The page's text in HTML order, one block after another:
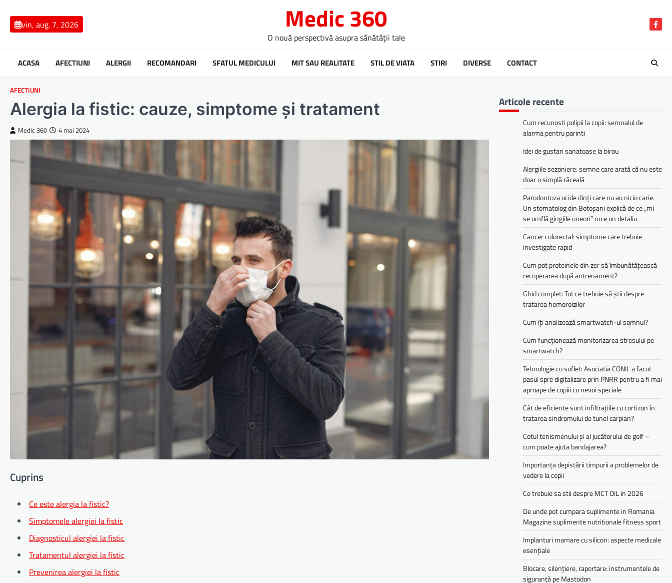
contentvin, aug. 7, 2026 Medic 360
O nouă perspectivă asupra sănătății tale
ACASA AFECTIUNI ALERGII RECOMANDARI SFATUL MEDICULUI MIT SAU REALITATE STIL DE VIATA STIRI DIVERSE CONTACT
AFECTIUNI
Alergia la fistic: cauze, simptome și tratament
Medic 360 4 mai 2024
Cuprins
Ce este alergia la fistic?
Simptomele alergiei la fistic
Diagnosticul alergiei la fistic
Tratamentul alergiei la fistic
Prevenirea alergiei la fistic
Articole recente
Cum recunosti polipii la copii: semnalul de
alarma pentru parinti
Idei de gustari sanatoase la birou
Alergiile sezoniere: semne care arată că nu este
doar o simplă răceală
Parodontoza ucide dinți care nu au nicio carie.
Un stomatolog din Botoșani explică de ce „mi
se umflă gingiile uneori” nu e un detaliu
Cancer colorectal: simptome care trebuie
investigate rapid
Cum pot proteinele din zer să îmbunătățească
recuperarea după antrenament?
Ghid complet: Tot ce trebuie să știi despre
tratarea hemoroizilor
Cum îți analizează smartwatch-ul somnul?
Cum funcționează monitorizarea stresului pe
smartwatch?
Tehnologie cu suflet: Asociatia CONIL a facut
pasul spre digitalizare prin PNRR pentru a fi mai
aproape de copiii cu nevoi speciale
Cât de eficiente sunt infiltrațiile cu cortizon în
tratarea sindromului de tunel carpian?
Cotul tenismenului și al jucătorului de golf –
cum poate ajuta bandajarea?
Importanța depistării timpurii a problemelor de
vedere la copii
Ce trebuie sa stii despre MCT OIL in 2026
De unde pot cumpara suplimente in Romania
Magazine suplimente nutritionale fitness sport
Implanturi mamare cu silicon: aspecte medicale
esențiale
Blocare, silențiere, raportare: instrumentele de
siguranță pe Mastodon